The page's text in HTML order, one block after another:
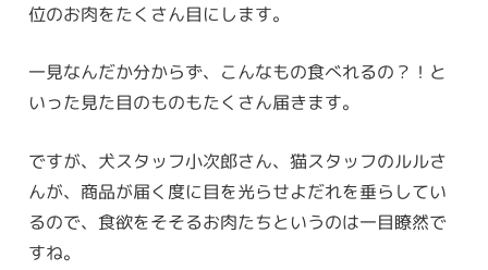
位のお肉をたくさん目にします。
一見なんだか分からず、こんなもの食べれるの？！と
いった見た目のものもたくさん届きます。
ですが、犬スタッフ小次郎さん、猫スタッフのルルさ
んが、商品が届く度に目を光らせよだれを垂らしてい
るので、食欲をそそるお肉たちというのは一目瞭然で
すね。